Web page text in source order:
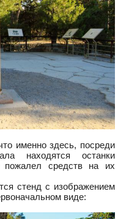
именно здесь, посреди
находятся останки
пожалел средств на их
стенд с изображением
виде: